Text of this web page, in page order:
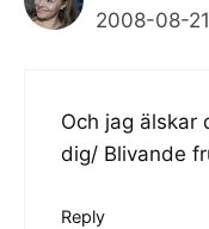
2008-08-
Och jag älskar
dig/ Blivande
Reply